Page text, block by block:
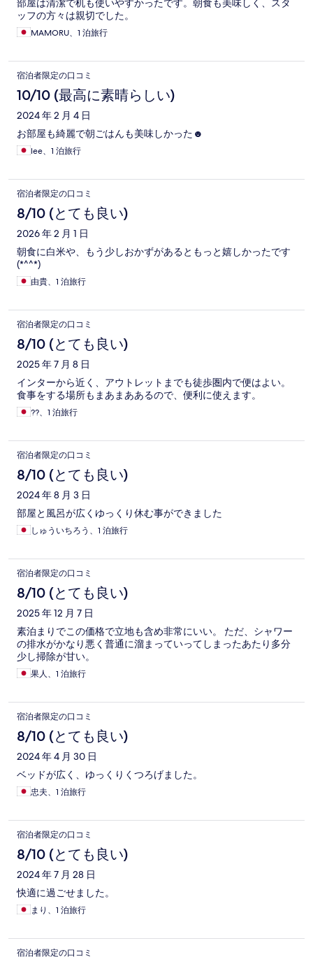
部屋は清潔で机も使いやすかったです。朝食も美味しく、スタ
ッフの方々は親切でした。
MAMORU、1 泊旅行
宿泊者限定の口コミ
10/10 (最高に素晴らしい)
2024 年 2 月 4 日
お部屋も綺麗で朝ごはんも美味しかった☻
lee、1 泊旅行
宿泊者限定の口コミ
8/10 (とても良い)
2026 年 2 月 1 日
朝食に白米や、もう少しおかずがあるともっと嬉しかったです
(*^^*)
由貴、1 泊旅行
宿泊者限定の口コミ
8/10 (とても良い)
2025 年 7 月 8 日
インターから近く、アウトレットまでも徒歩圏内で便はよい。
食事をする場所もまあまああるので、便利に使えます。
??、1 泊旅行
宿泊者限定の口コミ
8/10 (とても良い)
2024 年 8 月 3 日
部屋と風呂が広くゆっくり休む事ができました
しゅういちろう、1 泊旅行
宿泊者限定の口コミ
8/10 (とても良い)
2025 年 12 月 7 日
素泊まりでこの価格で立地も含め非常にいい。 ただ、シャワー
の排水がかなり悪く普通に溜まっていってしまったあたり多分
少し掃除が甘い。
果人、1 泊旅行
宿泊者限定の口コミ
8/10 (とても良い)
2024 年 4 月 30 日
ベッドが広く、ゆっくりくつろげました。
忠夫、1 泊旅行
宿泊者限定の口コミ
8/10 (とても良い)
2024 年 7 月 28 日
快適に過ごせました。
まり、1 泊旅行
宿泊者限定の口コミ